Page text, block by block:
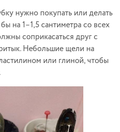
нужно покупать или делать
на 1–1,5 сантиметра со всех
соприкасаться друг с
Небольшие щели на
или глиной, чтобы